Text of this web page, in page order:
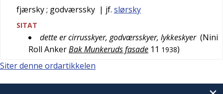
fjærsky; godværssky | jf. slørsky
SITAT
dette er cirrusskyer, godværsskyer, lykkeskyer (Nini
Roll AnkerBak Munkeruds fasade 11 1938)
Siter denne ordartikkelen